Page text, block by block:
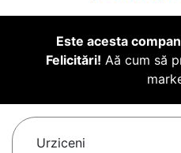
Este acesta
Felicitări! Aă cum să
Urziceni